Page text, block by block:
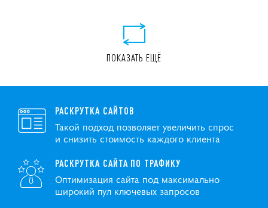
ПОКАЗАТЬ ЕЩЁ
РАСКРУТКА САЙТОВ
Такой подход позволяет увеличить спрос
и снизить стоимость каждого клиента
РАСКРУТКА САЙТА ПО ТРАФИКУ
Оптимизация сайта под максимально
широкий пул ключевых запросов